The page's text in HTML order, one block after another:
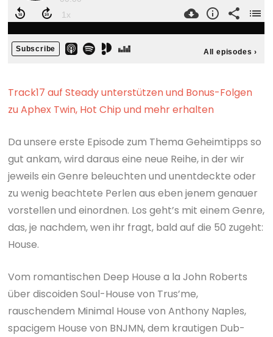
Track17 auf Steady unterstützen und Bonus-Folgen
zu Aphex Twin, Hot Chip und mehr erhalten
Da unsere erste Episode zum Thema Geheimtipps so
gut ankam, wird daraus eine neue Reihe, in der wir
jeweils ein Genre beleuchten und unentdeckte oder
zu wenig beachtete Perlen aus eben jenem genauer
vorstellen und einordnen. Los geht’s mit einem Genre,
das, je nachdem, wen ihr fragt, bald auf die 50 zugeht:
House.
Vom romantischen Deep House a la John Roberts
über discoiden Soul-House von Trus’me,
rauschendem Minimal House von Anthony Naples,
spacigem House von BNJMN, dem krautigen Dub-